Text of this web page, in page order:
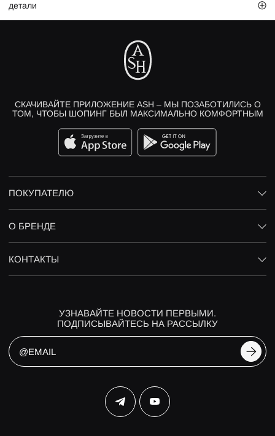
детали
СКАЧИВАЙТЕ ПРИЛОЖЕНИЕ ASH – МЫ ПОЗАБОТИЛИСЬ О
ТОМ, ЧТОБЫ ШОПИНГ БЫЛ МАКСИМАЛЬНО КОМФОРТНЫМ
ПОКУПАТЕЛЮ
О БРЕНДЕ
КОНТАКТЫ
УЗНАВАЙТЕ НОВОСТИ ПЕРВЫМИ.
ПОДПИСЫВАЙТЕСЬ НА РАССЫЛКУ